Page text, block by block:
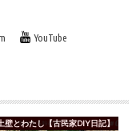
YouTube
壁とわたし【古民家DIY日記】